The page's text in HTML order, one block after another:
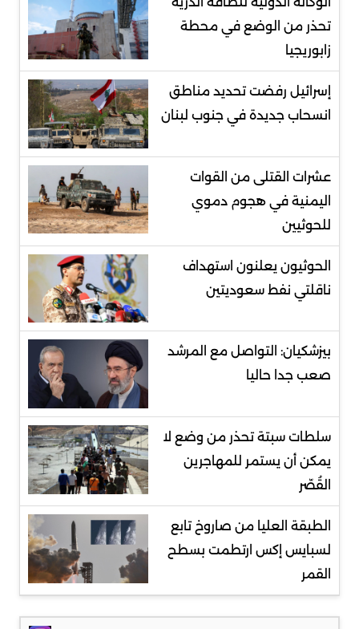
تحذر من الوضع في محطة
زابوريجيا
إسرائيل رفضت تحديد مناطق
انسحاب جديدة في جنوب لبنان
عشرات القتلى من القوات
اليمنية في هجوم دموي
للحوثيين
الحوثيون يعلنون استهداف
ناقلتي نفط سعوديتين
بيزشكيان: التواصل مع المرشد
صعب جدا حاليا
سلطات سبتة تحذر من وضع لا
يمكن أن يستمر للمهاجرين
القُصّر
الطبقة العليا من صاروخ تابع
لسبايس إكس ارتطمت بسطح
القمر